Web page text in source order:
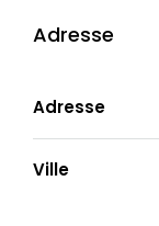
Adresse
Adresse
Ville